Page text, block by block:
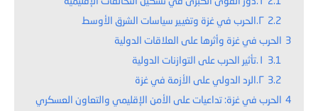
2.2 ٢.الحرب في غزة وتغيير سياسات الشرق الأوسط
3 الحرب في غزة وأثرها على العلاقات الدولية
3.1 ١.تأثير الحرب على التوازنات الدولية
3.2 ٢.الرد الدولي على الأزمة في غزة
4 الحرب في غزة: تداعيات على الأمن الإقليمي والتعاون العسكري